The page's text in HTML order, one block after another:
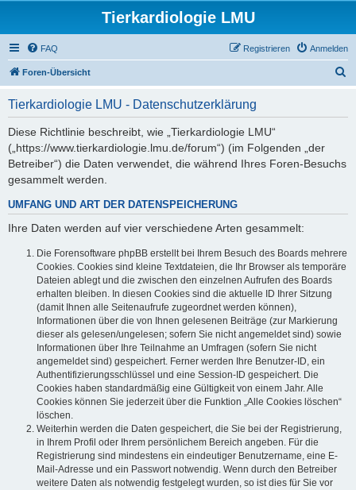
Tierkardiologie LMU
FAQ Anmelden
Registrieren
Foren-Übersicht
Tierkardiologie LMU - Datenschutzerklärung
Diese Richtlinie beschreibt, wie „Tierkardiologie LMU“
(„https://www.tierkardiologie.lmu.de/forum“) (im Folgenden „der
Betreiber“) die Daten verwendet, die während Ihres Foren-Besuchs
gesammelt werden.
UMFANG UND ART DER DATENSPEICHERUNG
Ihre Daten werden auf vier verschiedene Arten gesammelt:
Die Forensoftware phpBB erstellt bei Ihrem Besuch des Boards mehrere
Cookies. Cookies sind kleine Textdateien, die Ihr Browser als temporäre
Dateien ablegt und die zwischen den einzelnen Aufrufen des Boards
erhalten bleiben. In diesen Cookies sind die aktuelle ID Ihrer Sitzung
(damit Ihnen alle Seitenaufrufe zugeordnet werden können),
Informationen über die von Ihnen gelesenen Beiträge (zur Markierung
dieser als gelesen/ungelesen; sofern Sie nicht angemeldet sind) sowie
Informationen über Ihre Teilnahme an Umfragen (sofern Sie nicht
angemeldet sind) gespeichert. Ferner werden Ihre Benutzer-ID, ein
Authentifizierungsschlüssel und eine Session-ID gespeichert. Die
Cookies haben standardmäßig eine Gültigkeit von einem Jahr. Alle
Cookies können Sie jederzeit über die Funktion „Alle Cookies löschen“
löschen.
Weiterhin werden die Daten gespeichert, die Sie bei der Registrierung,
in Ihrem Profil oder Ihrem persönlichem Bereich angeben. Für die
Registrierung sind mindestens ein eindeutiger Benutzername, eine E-
Mail-Adresse und ein Passwort notwendig. Wenn durch den Betreiber
weitere Daten als notwendig festgelegt wurden, so ist dies für Sie vor